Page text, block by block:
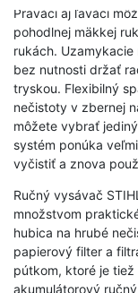
Praváci aj ľaváci
pohodlnej mäkkej
rukách.
bez nutnosti držať
tryskou. Flexibilný
nečistoty v zbernej
môžete vybrať
systém ponúka
vyčistiť a znova
Ručný vysávač
množstvom
hubica na hrubé
papierový filter a
pútkom, ktoré je
akumulátorový